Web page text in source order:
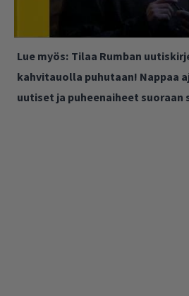
Lue myös: Tilaa Rumban
kahvitauolla puhutaan! Nappaa
uutiset ja puheenaiheet